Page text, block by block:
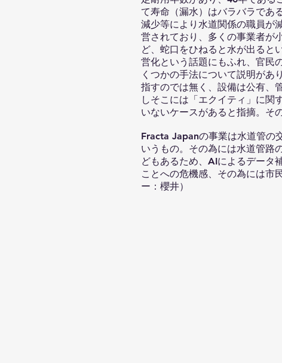
て寿命（漏水）はバラバラであ
減少等により水道関係の職員が
営されており、多くの事業者が
ど、蛇口をひねると水が出ると
営化という話題にもふれ、官民
くつかの手法について説明があ
指すのでは無く、設備は公有、
しそこには「エクイティ」に関
いないケースがあると指摘。そ
Fracta Japanの事業は水道管の
いうもの。その為には水道管路
どもあるため、AIによるデータ
ことへの危機感、その為には市
ー：櫻井）